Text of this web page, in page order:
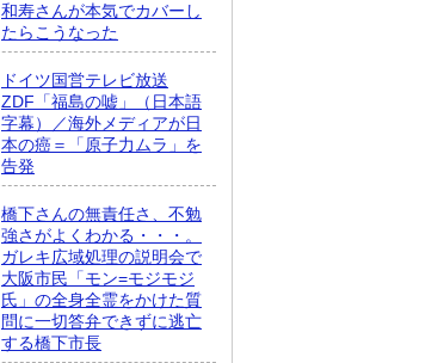
和寿さんが本気でカバーし
たらこうなった
ドイツ国営テレビ放送
ZDF「福島の嘘」（日本語
字幕）／海外メディアが日
本の癌＝「原子力ムラ」を
告発
橋下さんの無責任さ、不勉
強さがよくわかる・・・。
ガレキ広域処理の説明会で
大阪市民「モン=モジモジ
氏」の全身全霊をかけた質
問に一切答弁できずに逃亡
する橋下市長